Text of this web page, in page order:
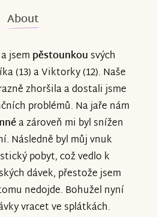
About
jsem pěstounkou svých
(13) a Viktorky (12). Naše
zhoršila a dostali jsme
problémů. Na jaře nám
a zároveň mi byl snížen
Následně byl můj vnuk
pobyt, což vedlo k
dávek, přestože jsem
nedojde. Bohužel nyní
vracet ve splátkách.